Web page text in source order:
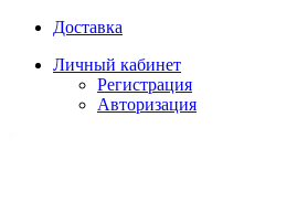
Доставка
Личный кабинет
Регистрация
Авторизация